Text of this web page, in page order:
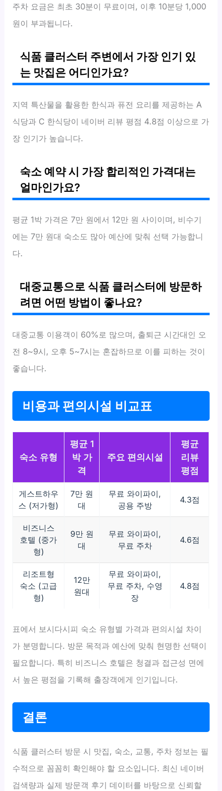
주차 요금은 최초 30분이 무료이며, 이후 10분당 1,000
원이 부과됩니다.
식품 클러스터 주변에서 가장 인기 있
는 맛집은 어디인가요?
지역 특산물을 활용한 한식과 퓨전 요리를 제공하는 A
식당과 C 한식당이 네이버 리뷰 평점 4.8점 이상으로 가
장 인기가 높습니다.
숙소 예약 시 가장 합리적인 가격대는
얼마인가요?
평균 1박 가격은 7만 원에서 12만 원 사이이며, 비수기
에는 7만 원대 숙소도 많아 예산에 맞춰 선택 가능합니
다.
대중교통으로 식품 클러스터에 방문하
려면 어떤 방법이 좋나요?
대중교통 이용객이 60%로 많으며, 출퇴근 시간대인 오
전 8~9시, 오후 5~7시는 혼잡하므로 이를 피하는 것이
좋습니다.
비용과 편의시설 비교표
숙소 유형
평균 1
박 가
격
주요 편의시설
평균
리뷰
평점
게스트하우
스 (저가형)
7만 원
대
무료 와이파이,
공용 주방
4.3점
비즈니스
호텔 (중가
형)
9만 원
대
무료 와이파이,
무료 주차
4.6점
리조트형
숙소 (고급
형)
12만
원대
무료 와이파이,
무료 주차, 수영
장
4.8점
표에서 보시다시피 숙소 유형별 가격과 편의시설 차이
가 분명합니다. 방문 목적과 예산에 맞춰 현명한 선택이
필요합니다. 특히 비즈니스 호텔은 청결과 접근성 면에
서 높은 평점을 기록해 출장객에게 인기입니다.
결론
식품 클러스터 방문 시 맛집, 숙소, 교통, 주차 정보는 필
수적으로 꼼꼼히 확인해야 할 요소입니다. 최신 네이버
검색량과 실제 방문객 후기 데이터를 바탕으로 신뢰할